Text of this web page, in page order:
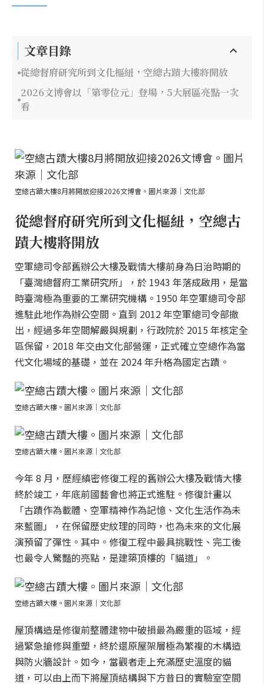
文章目錄
從總督府研究所到文化樞紐，空總古蹟大樓將開放
2026文博會以「第零位元」登場，5大展區亮點一次
看
空總古蹟大樓8月將開放迎接2026文博會。圖片來源｜文化部
從總督府研究所到文化樞紐，空總古
蹟大樓將開放
空軍總司令部舊辦公大樓及戰情大樓前身為日治時期的
「臺灣總督府工業研究所」，於 1943 年落成啟用，是當
時臺灣極為重要的工業研究機構。1950 年空軍總司令部
進駐此地作為辦公空間。直到 2012 年空軍總司令部撤
出，經過多年空間解嚴與規劃，行政院於 2015 年核定全
區保留，2018 年交由文化部營運，正式確立空總作為當
代文化場域的基礎，並在 2024 年升格為國定古蹟。
空總古蹟大樓。圖片來源｜文化部
空總古蹟大樓。圖片來源｜文化部
今年 8 月，歷經縝密修復工程的舊辦公大樓及戰情大樓
終於竣工，年底前國藝會也將正式進駐。修復計畫以
「古蹟作為載體、空軍精神作為記憶、文化生活作為未
來藍圖」，在保留歷史紋理的同時，也為未來的文化展
演預留了彈性。其中。修復工程中最具挑戰性、完工後
也最令人驚豔的亮點，是建築頂樓的「貓道」。
空總古蹟大樓。圖片來源｜文化部
屋頂構造是修復前整體建物中破損最為嚴重的區域，經
過緊急搶修與重塑，終於還原屋架層極為繁複的木構造
與防火牆設計。如今，當觀者走上充滿歷史溫度的貓
道，可以由上而下將屋頂結構與下方昔日的實驗室空間